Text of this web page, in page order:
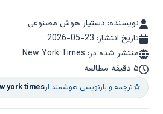
نویسنده: دستیار هوش مصنوعی
تاریخ انتشار: 2026-05-23
منتشر شده در: New York Times
۵ دقیقه مطالعه
ترجمه و بازنویسی هوشمند ازyork times